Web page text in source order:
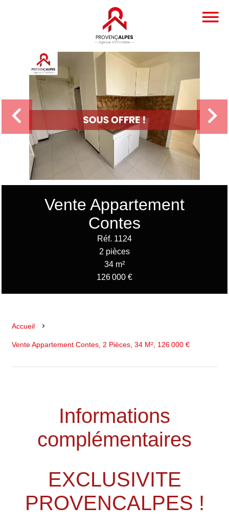
Vente Appartement
Contes
Réf. 1124
2 pièces
34 m²
126 000 €
Accueil
Vente Appartement Contes, 2 Pièces, 34 M², 126 000 €
Informations
complémentaires
EXCLUSIVITE
PROVENCALPES !